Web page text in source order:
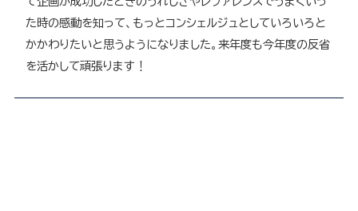
た時の感動を知って、もっとコンシェルジュとしていろいろと
かかわりたいと思うようになりました。来年度も今年度の反省
を活かして頑張ります！